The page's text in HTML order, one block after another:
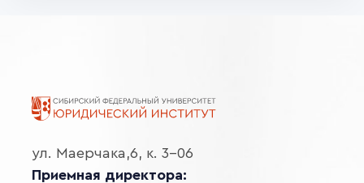
ул. Маерчака,6, к. 3-06
Приемная директора: